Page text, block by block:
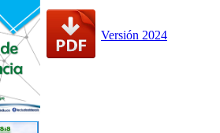
Versión 2024